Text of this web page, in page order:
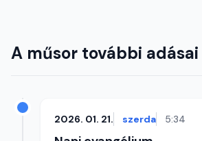
A műsor további adásai
2026. 01. 21. szerda 5:34